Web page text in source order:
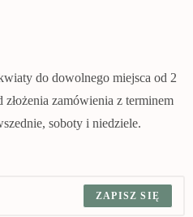
do dowolnego miejsca od 2
zamówienia z terminem
soboty i niedziele.
ZAPISZ SIĘ